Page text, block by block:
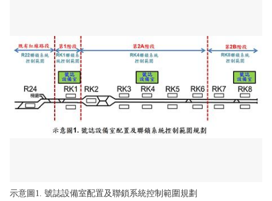
示意圖1. 號誌設備室配置及聯鎖系統控制範圍規劃